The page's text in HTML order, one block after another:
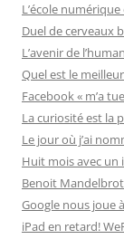
L’école
Duel de cerveaux
L’avenir de
Quel est le
Facebook « m’a
La curiosité est la
Le jour où j’ai
Huit mois avec un
Benoit
Google nous joue
iPad en retard!